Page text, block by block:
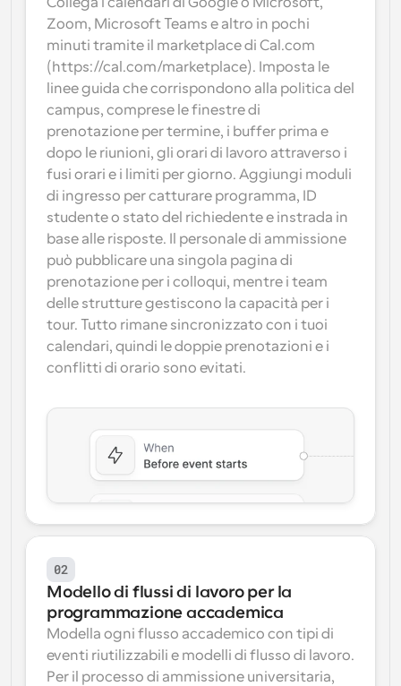
Zoom, Microsoft Teams e altro in pochi
minuti tramite il marketplace di Cal.com
(https://cal.com/marketplace). Imposta le
linee guida che corrispondono alla politica del
campus, comprese le finestre di
prenotazione per termine, i buffer prima e
dopo le riunioni, gli orari di lavoro attraverso i
fusi orari e i limiti per giorno. Aggiungi moduli
di ingresso per catturare programma, ID
studente o stato del richiedente e instrada in
base alle risposte. Il personale di ammissione
può pubblicare una singola pagina di
prenotazione per i colloqui, mentre i team
delle strutture gestiscono la capacità per i
tour. Tutto rimane sincronizzato con i tuoi
calendari, quindi le doppie prenotazioni e i
conflitti di orario sono evitati.
02
Modello di flussi di lavoro per la
programmazione accademica
Modella ogni flusso accademico con tipi di
eventi riutilizzabili e modelli di flusso di lavoro.
Per il processo di ammissione universitaria,